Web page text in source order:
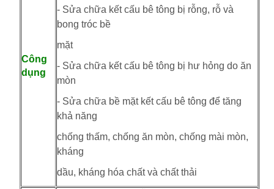
Công
dụng
- Sửa chữa kết cấu bê tông bị rỗng, rỗ và
bong tróc bề
mặt
- Sửa chữa kết cấu bê tông bị hư hỏng do ăn
mòn
- Sửa chữa bề mặt kết cấu bê tông để tăng
khả năng
chống thấm, chống ăn mòn, chống mài mòn,
kháng
dầu, kháng hóa chất và chất thải